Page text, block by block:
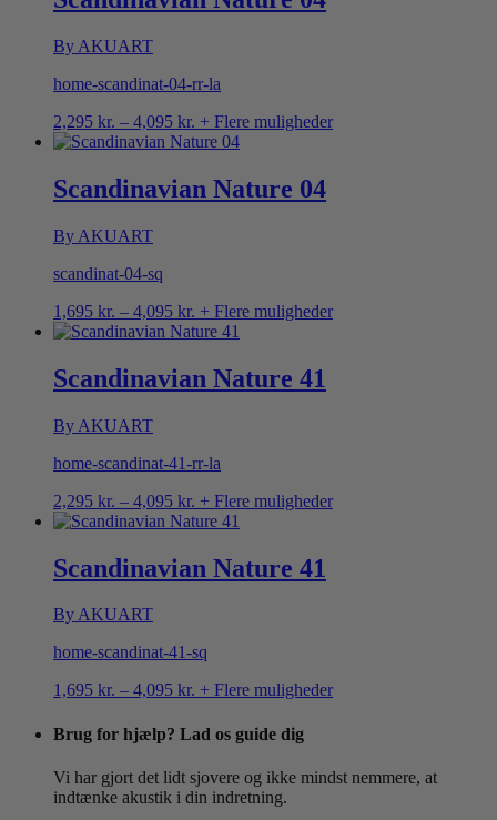
By AKUART
home-scandinat-04-rr-la
2,295 kr. – 4,095 kr. Prisinterval:
2,295 kr.
4,095 kr.
+ Flere muligheder
Scandinavian Nature 04
By AKUART
scandinat-04-sq
1,695 kr. – 4,095 kr. Prisinterval:
1,695 kr.
4,095 kr.
+ Flere muligheder
Scandinavian Nature 41
By AKUART
home-scandinat-41-rr-la
2,295 kr. – 4,095 kr. Prisinterval:
2,295 kr.
4,095 kr.
+ Flere muligheder
Scandinavian Nature 41
By AKUART
home-scandinat-41-sq
1,695 kr. – 4,095 kr. Prisinterval:
til
4,095 kr.
+ Flere muligheder
Brug for hjælp? Lad os guide dig
Vi har gjort det lidt sjovere og ikke mindst nemmere, at
indtænke akustik i din indretning.